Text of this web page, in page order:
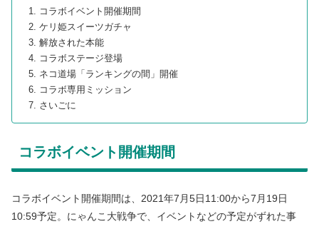
コラボイベント開催期間
ケリ姫スイーツガチャ
解放された本能
コラボステージ登場
ネコ道場「ランキングの間」開催
コラボ専用ミッション
さいごに
コラボイベント開催期間
コラボイベント開催期間は、2021年7月5日11:00から7月19日
10:59予定。にゃんこ大戦争で、イベントなどの予定がずれた事